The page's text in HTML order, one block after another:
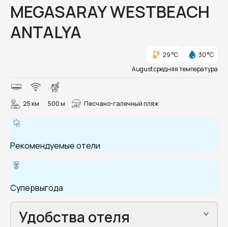
MEGASARAY WESTBEACH
ANTALYA
29 °C
30 °C
August средняя температура
25 км 500 м Песчано-галечный пляж
Рекомендуемые отели
Супервыгода
Удобства отеля